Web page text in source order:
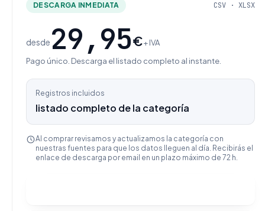
DESCARGA INMEDIATA CSV · XLSX
desde 29,95€+ IVA
Pago único. Descarga el listado completo al instante.
Registros incluidos
listado completo de la categoría
Al comprar revisamos y actualizamos la categoría con
nuestras fuentes para que los datos lleguen al día. Recibirás el
enlace de descarga por email en un plazo máximo de 72 h.